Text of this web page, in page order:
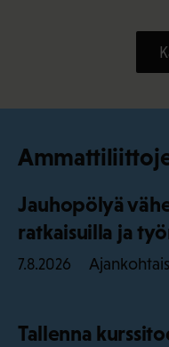
Jauhopölyä
ratkaisuilla ja
7.8.2026
Tallenna